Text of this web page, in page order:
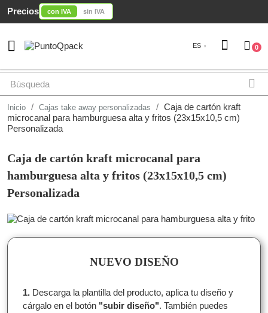
Precios con IVA sin IVA
 ES 0
Inicio Cajas take away personalizadas
Caja de cartón kraft
microcanal para hamburguesa alta y fritos (23x15x10,5 cm)
Personalizada
Caja de cartón kraft microcanal para
hamburguesa alta y fritos (23x15x10,5 cm)
Personalizada
NUEVO DISEÑO
1. Descarga la plantilla del producto, aplica tu diseño y
cárgalo en el botón "subir diseño". También puedes